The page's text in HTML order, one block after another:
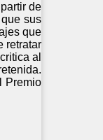
de
sus
que
retratar
al
Premio